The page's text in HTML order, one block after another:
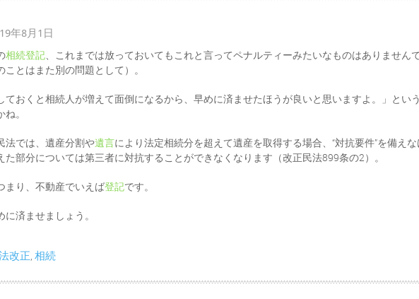
年8月1日
相続登記、これまでは放っておいてもこれと言ってペナルティーみたいなものはありません
ことはまた別の問題として）。
ておくと相続人が増えて面倒になるから、早めに済ませたほうが良いと思いますよ。」という
。
法では、遺産分割や遺言により法定相続分を超えて遺産を取得する場合、“対抗要件”を備えな
た部分については第三者に対抗することができなくなります（改正民法899条の2）。
まり、不動産でいえば登記です。
済ませましょう。
改正, 相続